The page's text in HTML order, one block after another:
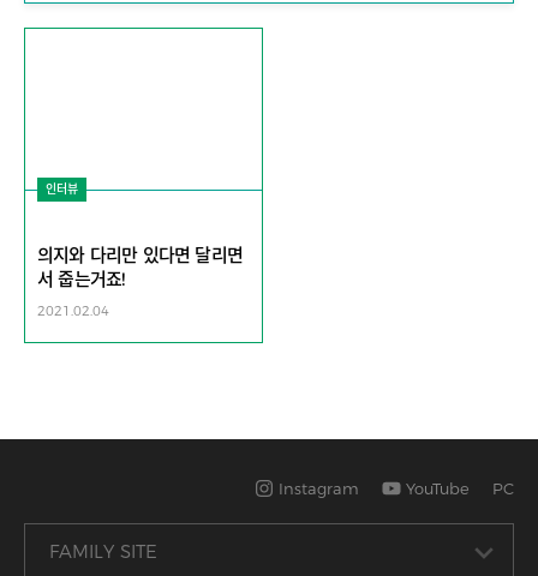
인터뷰
의지와 다리만 있다면 달리면
서 줍는거죠!
2021.02.04
Instagram YouTube PC